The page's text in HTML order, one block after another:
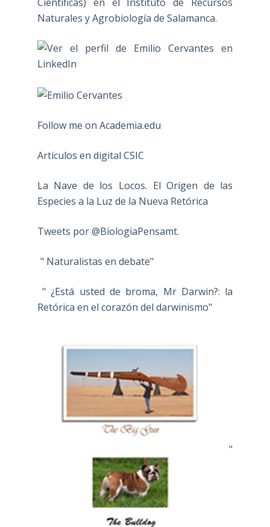
Naturales y Agrobiología de Salamanca.
Follow me on Academia.edu
Artículos en digital CSIC
La Nave de los Locos. El Origen de las
Especies a la Luz de la Nueva Retórica
Tweets por @BiologiaPensamt.
" Naturalistas en debate"
" ¿Está usted de broma, Mr Darwin?: la
Retórica en el corazón del darwinismo"
"